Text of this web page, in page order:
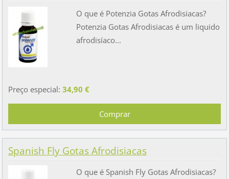
O que é Potenzia Gotas Afrodisiacas?
Potenzia Gotas Afrodisiacas é um liquido
afrodisíaco...
Preço especial: 34,90 €
Spanish Fly Gotas Afrodisiacas
O que é Spanish Fly Gotas Afrodisiacas?